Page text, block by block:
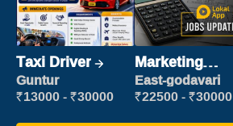
Taxi Driver
Guntur
₹13000 - ₹30000
Marketing
Executive
East-godavari
₹22500 - ₹30000